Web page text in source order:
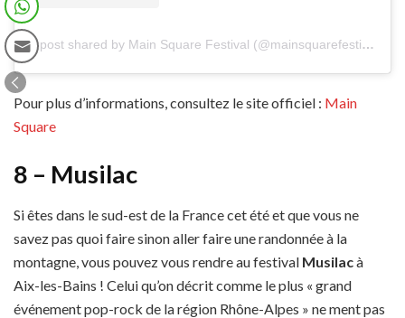
A post shared by Main Square Festival (@mainsquarefestival)
Pour plus d’informations, consultez le site officiel : Main
Square
8 – Musilac
Si êtes dans le sud-est de la France cet été et que vous ne
savez pas quoi faire sinon aller faire une randonnée à la
montagne, vous pouvez vous rendre au festival Musilacà
Aix-les-Bains ! Celui qu’on décrit comme le plus « grand
événement pop-rock de la région Rhône-Alpes » ne ment pas